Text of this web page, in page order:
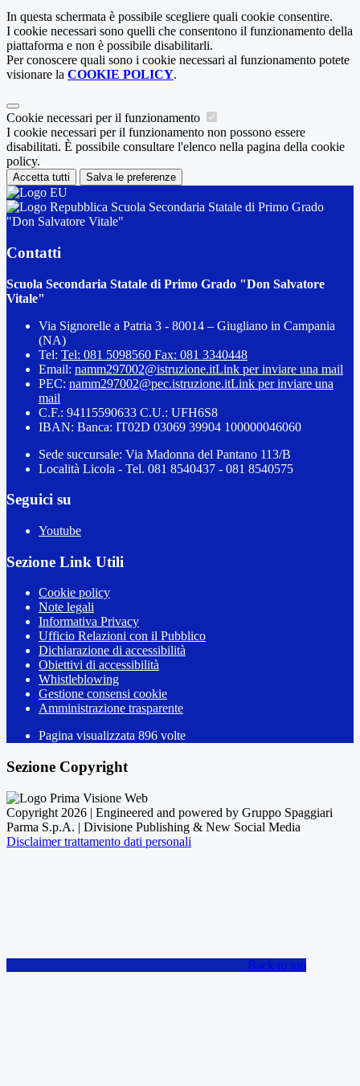
In questa schermata è possibile scegliere quali cookie consentire.
I cookie necessari sono quelli che consentono il funzionamento della
piattaforma e non è possibile disabilitarli.
Per conoscere quali sono i cookie necessari al funzionamento potete
visionare la COOKIE POLICY.
Cookie necessari per il funzionamento
I cookie necessari per il funzionamento non possono essere
disabilitati. È possibile consultare l'elenco nella pagina della cookie
policy.
Accetta tutti Salva le preferenze
Scuola Secondaria Statale di Primo Grado
"Don Salvatore Vitale"
Contatti
Scuola Secondaria Statale di Primo Grado "Don Salvatore
Vitale"
Via Signorelle a Patria 3 - 80014 – Giugliano in Campania
(NA)
Tel: Tel: 081 5098560 Fax: 081 3340448
Email: namm297002@istruzione.itLink per inviare una mail
PEC: namm297002@pec.istruzione.itLink per inviare una
mail
C.F.: 94115590633 C.U.: UFH6S8
IBAN: Banca: IT02D 03069 39904 100000046060
Sede succursale: Via Madonna del Pantano 113/B
Località Licola - Tel. 081 8540437 - 081 8540575
Seguici su
Youtube
Sezione Link Utili
Cookie policy
Note legali
Informativa Privacy
Ufficio Relazioni con il Pubblico
Dichiarazione di accessibilità
Obiettivi di accessibilità
Whistleblowing
Gestione consensi cookie
Amministrazione trasparente
Pagina visualizzata 896 volte
Sezione Copyright
Copyright 2026 | Engineered and powered by Gruppo Spaggiari
Parma S.p.A. | Divisione Publishing & New Social Media
Disclaimer trattamento dati personali
Back to top